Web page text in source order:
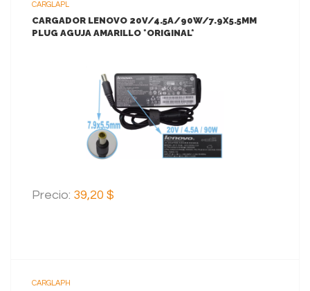
CARGLAPL
CARGADOR LENOVO 20V/4.5A/90W/7.9X5.5MM
PLUG AGUJA AMARILLO *ORIGINAL*
AGREGAR AL CARRITO
Precio: 39,20 $
CARGLAPH